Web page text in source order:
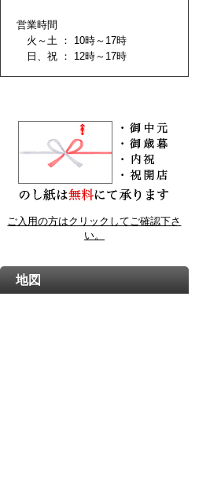
営業時間
火～土 ： 10時～17時
日、祝 ： 12時～17時
ご入用の方はクリックしてご確認下さ
い。
地図